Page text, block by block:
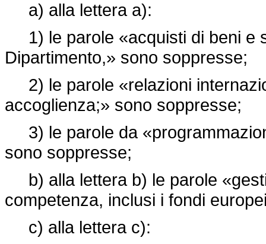
a) alla lettera a):
1) le parole «acquisti di beni e
Dipartimento,» sono soppresse;
2) le parole «relazioni
accoglienza;» sono soppresse;
3) le parole da
sono soppresse;
b) alla lettera b) le parole
competenza, inclusi i fondi
c) alla lettera c):